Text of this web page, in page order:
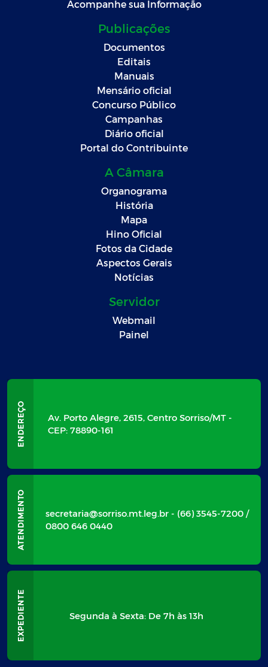
Acompanhe sua Informação
Publicações
Documentos
Editais
Manuais
Mensário oficial
Concurso Público
Campanhas
Diário oficial
Portal do Contribuinte
A Câmara
Organograma
História
Mapa
Hino Oficial
Fotos da Cidade
Aspectos Gerais
Notícias
Servidor
Webmail
Painel
Av. Porto Alegre, 2615, Centro Sorriso/MT -
CEP: 78890-161
secretaria@sorriso.mt.leg.br - (66) 3545-7200 /
0800 646 0440
Segunda à Sexta: De 7h às 13h